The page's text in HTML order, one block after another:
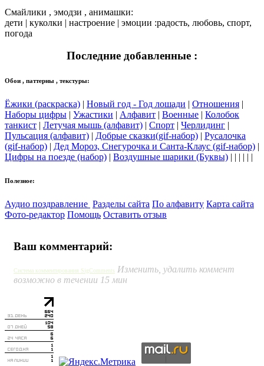
Смайлики , эмодзи , анимашки:
дети | куколки | настроение | эмоции :радость, любовь, спорт,
погода
Последние добавленные :
Обои , паттерны , текстуры:
Ёжики (раскраска) | Новый год - Год лошади | Отношения |
Наборы цифры | Ужастики | Алфавит | Военные | Колобок
танкист | Летучая мышь (алфавит) | Спорт | Черлидинг |
Пульсация (алфавит) | Добрые сказки(gif-набор) | Русалочка
(gif-набор) | Дед Мороз, Снегурочка и Санта-Клаус (gif-набор) |
Цифры на поезде (набор) | Воздушные шарики (Буквы) | | | | | |
Полезное:
Аудио поздравление Разделы сайта По алфавиту Карта сайта
Фото-редактор Помощь Оставить отзыв
Ваш комментарий:
Система комментирования SigComments Изменить, удалить коммент
возможно в течении 15 мин